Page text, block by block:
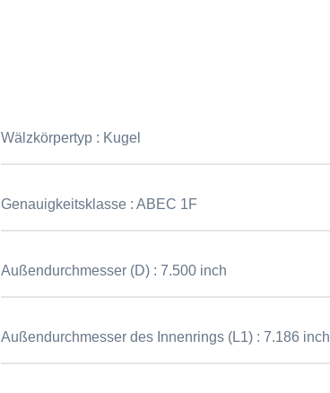
Wälzkörpertyp : Kugel
Genauigkeitsklasse :ABEC 1F
Außendurchmesser (D) :7.500 inch
Außendurchmesser des Innenrings (L1) :7.186 inch